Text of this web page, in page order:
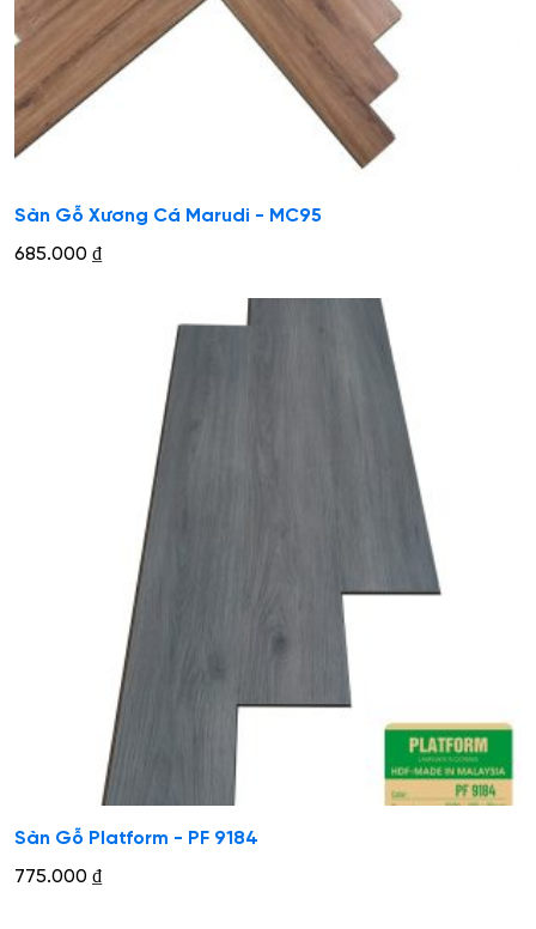
Sàn Gỗ Xương Cá Marudi - MC95
685.000 ₫
Sàn Gỗ Platform - PF 9184
775.000 ₫